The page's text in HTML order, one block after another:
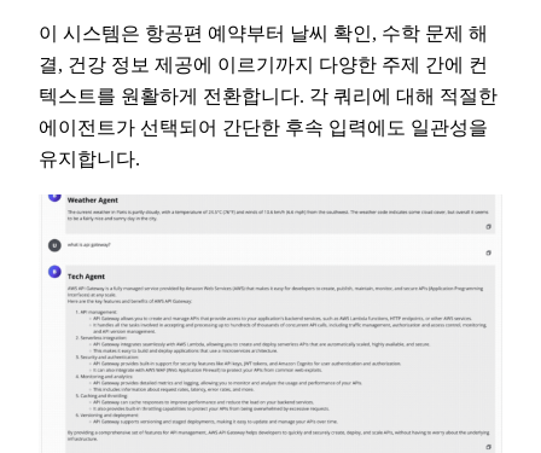
이 시스템은 항공편 예약부터 날씨 확인, 수학 문제 해
결, 건강 정보 제공에 이르기까지 다양한 주제 간에 컨
텍스트를 원활하게 전환합니다. 각 쿼리에 대해 적절한
에이전트가 선택되어 간단한 후속 입력에도 일관성을
유지합니다.